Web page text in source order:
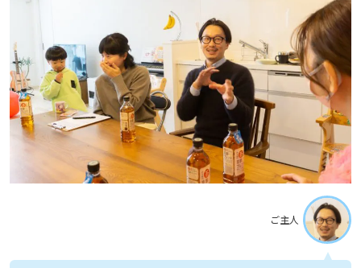
ご主人